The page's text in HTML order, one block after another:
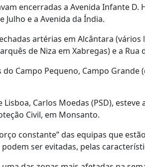
encerradas a Avenida Infante D.
Julho e a Avenida da Índia.
artérias em Alcântara (vários
de Niza em Xabregas) e a Rua
Campo Pequeno, Campo Grande
Carlos Moedas (PSD),
Civil, em Monsanto.
constante” das equipas que
ser evitadas, pelas